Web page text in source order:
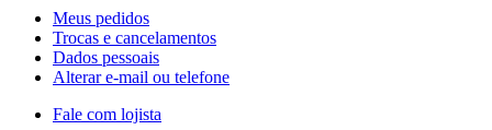
Meus pedidos
Trocas e cancelamentos
Dados pessoais
Alterar e-mail ou telefone
Fale com lojista